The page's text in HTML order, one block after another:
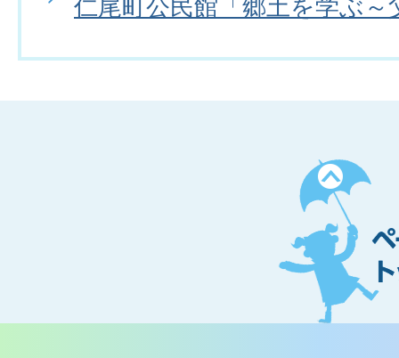
仁尾町公民館「郷土を学ぶ～
ペ
ー
ジ
ト
ッ